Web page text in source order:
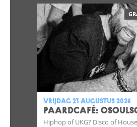
vrijdag 21 augustus 2026
Paardcafé:
Hiphop of UKG? Disco of